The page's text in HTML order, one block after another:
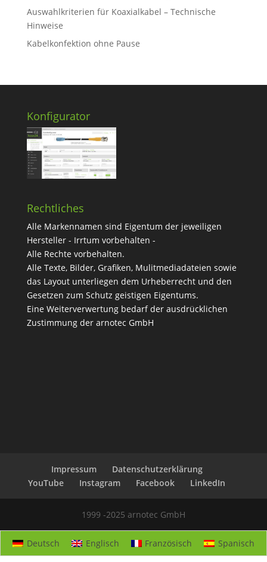
Auswahlkriterien für Koaxialkabel – Technische
Hinweise
Kabelkonfektion ohne Pause
Konfigurator
Rechtliches
Alle Markennamen sind Eigentum der jeweiligen
Hersteller - Irrtum vorbehalten -
Alle Rechte vorbehalten.
Alle Texte, Bilder, Grafiken, Mulitmediadateien sowie
das Layout unterliegen dem Urheberrecht und den
Gesetzen zum Schutz geistigen Eigentums.
Eine Weiterverwertung bedarf der ausdrücklichen
Zustimmung der arnotec GmbH
Impressum
Datenschutzerklärung
YouTube
Instagram Facebook LinkedIn
1999 -2025 arnotec GmbH
Deutsch Englisch Französisch Spanisch